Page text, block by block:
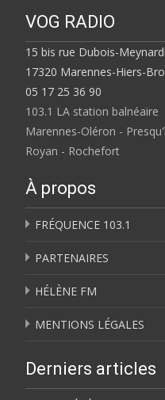
VOG RADIO
15 bis rue Dubois-
17320 Marennes-Hiers-
05 17 25 36 90
103.1 LA station balnéaire
Marennes-Oléron -
Royan - Rochefort
À propos
FRÉQUENCE 103.1
PARTENAIRES
HÉLÈNE FM
MENTIONS LÉGALES
Derniers articles